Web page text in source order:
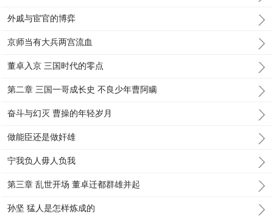
外戚与宦官的博弈
京师当有大兵两宫流血
董卓入京 三国时代的零点
第二章 三国一哥成长史 不良少年曹阿瞒
奋斗与幻灭 曹操的年轻岁月
做能臣还是做奸雄
宁我负人毋人负我
第三章 乱世开场 董卓迁都群雄并起
孙坚 猛人是怎样炼成的